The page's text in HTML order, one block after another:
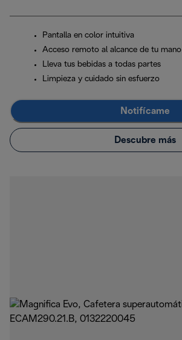
Pantalla en color intuitiva
Acceso remoto al alcance de tu mano
Lleva tus bebidas a todas partes
Limpieza y cuidado sin esfuerzo
Notifícame
Descubre más